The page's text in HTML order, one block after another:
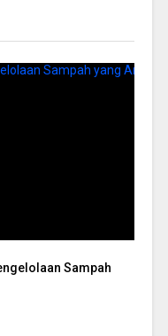
Sampah